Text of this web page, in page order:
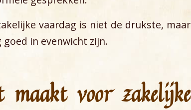
vaardag is niet de drukste, maar
in evenwicht zijn.
maakt voor zakelijke